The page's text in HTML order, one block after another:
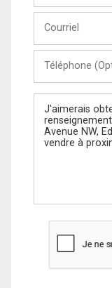
Nom
(Optionnel)
Message